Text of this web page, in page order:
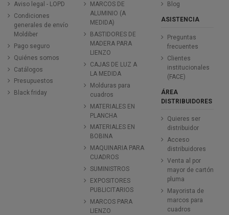
Aviso legal - LOPD
Condiciones
generales de envío
Moldiber
Pago seguro
Quiénes somos
Catálogos
Presupuestos
Black friday
MARCOS DE
ALUMINIO (A
MEDIDA)
BASTIDORES DE
MADERA PARA
LIENZO
CAJAS DE LUZ A
LA MEDIDA
Molduras para
cuadros
MATERIALES EN
PLANCHA
MATERIALES EN
BOBINA
MAQUINARIA PARA
CUADROS
SUMINISTROS
EXPOSITORES
PUBLICITARIOS
MARCOS PARA
LIENZO
Blog
ASISTENCIA
Preguntas
frecuentes
Clientes
institucionales
(FACE)
ÁREA
DISTRIBUIDORES
Quieres ser
distribuidor
Acceso
distribuidores
Venta al por
mayor de cartón
pluma
Mayorista de
marcos para
cuadros